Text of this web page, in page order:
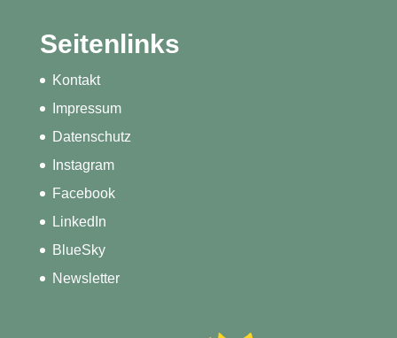
Seitenlinks
Kontakt
Impressum
Datenschutz
Instagram
Facebook
LinkedIn
BlueSky
Newsletter